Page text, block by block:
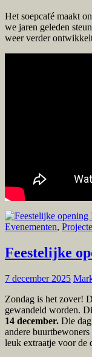
Het soepcafé maakt
we jaren geleden
weer verder
Evenementen,
Feestelijke
7 december 2025
Zondag is het zover!
gewandeld worden.
14 december. Die
andere
leuk extraatje voor de